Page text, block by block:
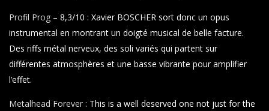
Profil Prog – 8,3/10 : Xavier BOSCHER sort donc un opus
instrumental en montrant un doigté musical de belle facture.
Des riffs métal nerveux, des soli variés qui partent sur
différentes atmosphères et une basse vibrante pour amplifier
l’effet.
Metalhead Forever : This is a well deserved one not just for the